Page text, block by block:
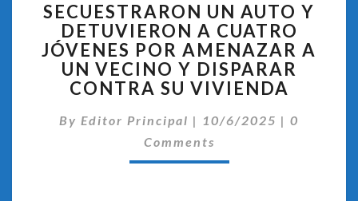
UN
AUTO
Y
DETUVIERON
A
CUATRO
JÓVENES
POR
SECUESTRARON UN AUTO Y
DETUVIERON A CUATRO
JÓVENES POR AMENAZAR A
UN VECINO Y DISPARAR
CONTRA SU VIVIENDA
By Editor Principal | 10/6/2025 | 0
Comments